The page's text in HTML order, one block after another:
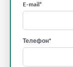
E-mail*
Телефон*